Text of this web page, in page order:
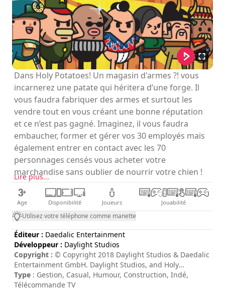
Dans Holy Potatoes! Un magasin d'armes ?! vous
incarnerez une patate qui héritera d’une forge. Il
vous faudra fabriquer des armes et surtout les
vendre tout en vous créant une bonne réputation
et ce n’est pas gagné. Imaginez, il vous faudra
embaucher, former et gérer vos 30 employés mais
également entrer en contact avec les 70
personnages censés vous acheter votre
marchandise sans oublier de nourrir votre chien !
Lire plus...
Age Disponibilité Joueurs Jouabilité
Utilisez votre téléphone comme manette
Éditeur : Daedalic Entertainment
Développeur : Daylight Studios
Copyright : © Copyright 2018 Daylight Studios & Daedalic
Entertainment GmbH. Daylight Studios, and Holy
Potatoes! A Spy Story?! and their respective logos are
trademarks of Daylight Studios Pte Ltd. Daedalic and the
Type : Gestion, Casual, Humour, Construction, Indé,
Télécommande TV